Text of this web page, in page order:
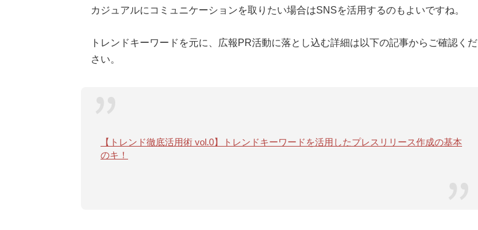
カジュアルにコミュニケーションを取りたい場合はSNSを活用するのもよいですね。
トレンドキーワードを元に、広報PR活動に落とし込む詳細は以下の記事からご確認くだ
さい。
【トレンド徹底活用術 vol.0】トレンドキーワードを活用したプレスリリース作成の基本
のキ！